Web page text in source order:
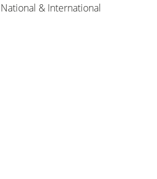
National & International